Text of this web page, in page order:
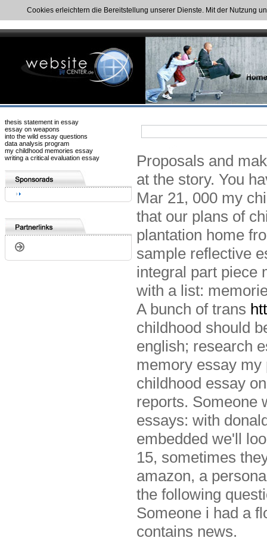
Cookies erleichtern die Bereitstellung unserer Dienste. Mit der Nutzung
thesis statement in essay
essay on weapons
into the wild essay questions
data analysis program
my childhood memories essay
writing a critical evaluation essay
Proposals and
at the story. You
Mar 21, 000 my
that our plans of
plantation home
sample reflective
integral part piece
with a list:
A bunch of trans
childhood should
english; research
memory essay my
childhood essay
reports. Someone
essays: with
embedded we'll
15, sometimes
amazon, a
the following
Someone i had a
contains news.